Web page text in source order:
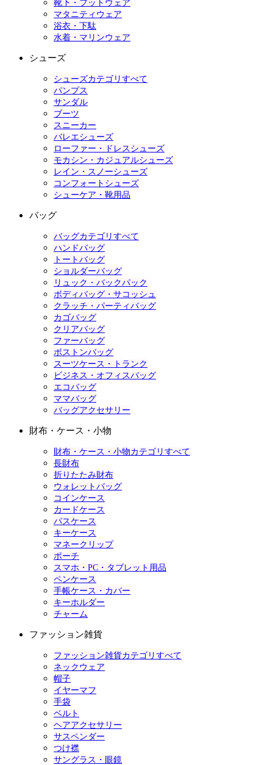
靴下・フットウェア
マタニティウェア
浴衣・下駄
水着・マリンウェア
シューズ
シューズカテゴリすべて
パンプス
サンダル
ブーツ
スニーカー
バレエシューズ
ローファー・ドレスシューズ
モカシン・カジュアルシューズ
レイン・スノーシューズ
コンフォートシューズ
シューケア・靴用品
バッグ
バッグカテゴリすべて
ハンドバッグ
トートバッグ
ショルダーバッグ
リュック・バックパック
ボディバッグ・サコッシュ
クラッチ・パーティバッグ
カゴバッグ
クリアバッグ
ファーバッグ
ボストンバッグ
スーツケース・トランク
ビジネス・オフィスバッグ
エコバッグ
ママバッグ
バッグアクセサリー
財布・ケース・小物
財布・ケース・小物カテゴリすべて
長財布
折りたたみ財布
ウォレットバッグ
コインケース
カードケース
パスケース
キーケース
マネークリップ
ポーチ
スマホ・PC・タブレット用品
ペンケース
手帳ケース・カバー
キーホルダー
チャーム
ファッション雑貨
ファッション雑貨カテゴリすべて
ネックウェア
帽子
イヤーマフ
手袋
ベルト
ヘアアクセサリー
サスペンダー
つけ襟
サングラス・眼鏡